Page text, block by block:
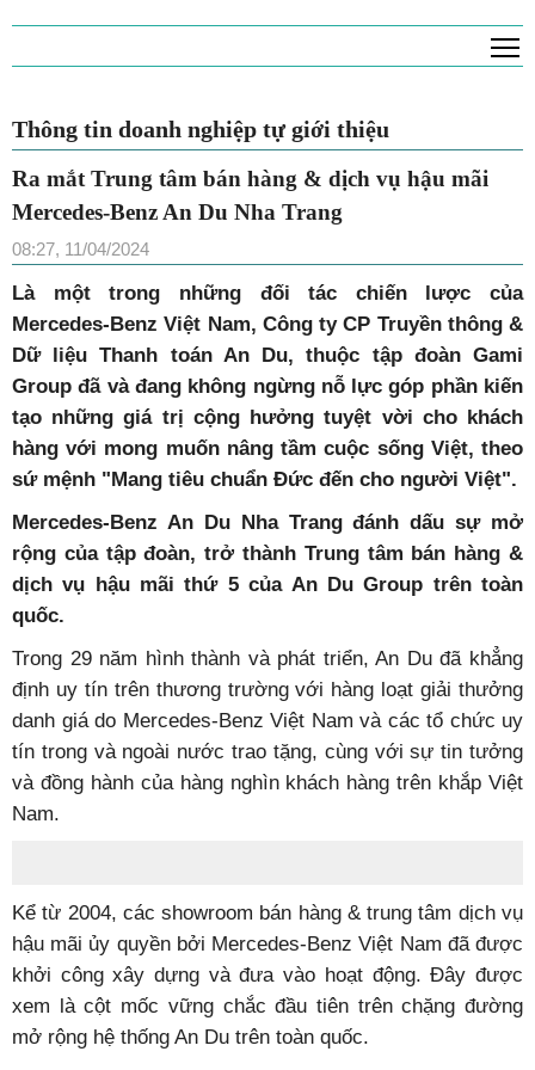
Thông tin doanh nghiệp tự giới thiệu
Ra mắt Trung tâm bán hàng & dịch vụ hậu mãi
Mercedes-Benz An Du Nha Trang
08:27, 11/04/2024
Là một trong những đối tác chiến lược của
Mercedes-Benz Việt Nam, Công ty CP Truyền thông &
Dữ liệu Thanh toán An Du, thuộc tập đoàn Gami
Group đã và đang không ngừng nỗ lực góp phần kiến
tạo những giá trị cộng hưởng tuyệt vời cho khách
hàng với mong muốn nâng tầm cuộc sống Việt, theo
sứ mệnh "Mang tiêu chuẩn Đức đến cho người Việt".
Mercedes-Benz An Du Nha Trang đánh dấu sự mở
rộng của tập đoàn, trở thành Trung tâm bán hàng &
dịch vụ hậu mãi thứ 5 của An Du Group trên toàn
quốc.
Trong 29 năm hình thành và phát triển, An Du đã khẳng
định uy tín trên thương trường với hàng loạt giải thưởng
danh giá do Mercedes-Benz Việt Nam và các tổ chức uy
tín trong và ngoài nước trao tặng, cùng với sự tin tưởng
và đồng hành của hàng nghìn khách hàng trên khắp Việt
Nam.
Kể từ 2004, các showroom bán hàng & trung tâm dịch vụ
hậu mãi ủy quyền bởi Mercedes-Benz Việt Nam đã được
khởi công xây dựng và đưa vào hoạt động. Đây được
xem là cột mốc vững chắc đầu tiên trên chặng đường
mở rộng hệ thống An Du trên toàn quốc.